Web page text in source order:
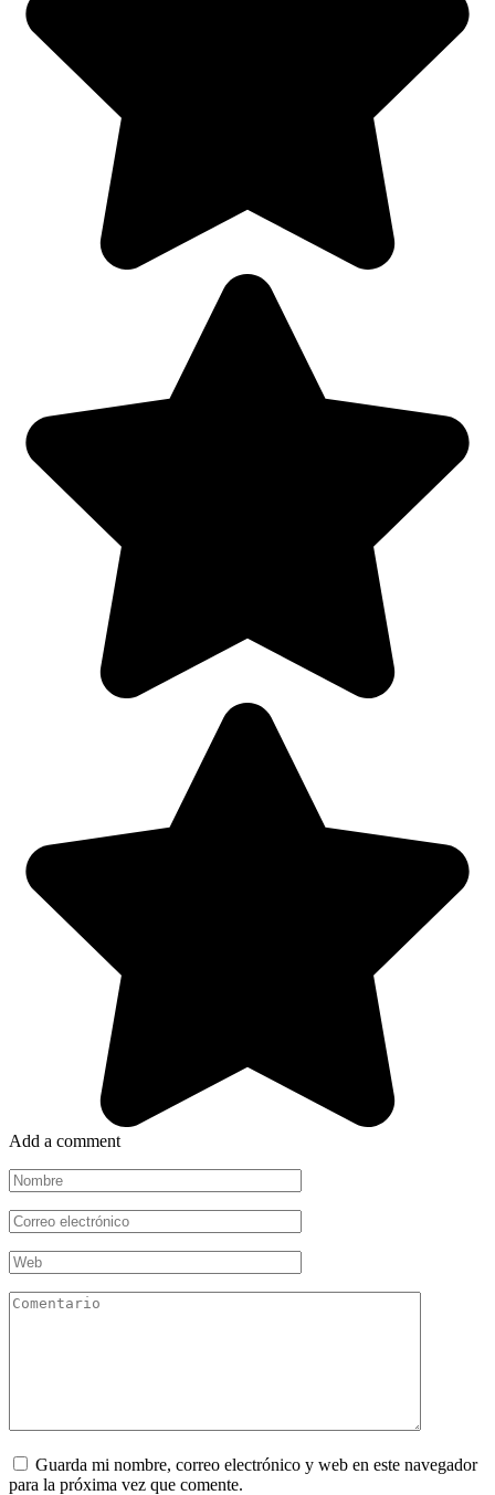
Add a comment
Nombre
*
Correo
electrónico
*Web
Comentario
Guarda mi nombre, correo electrónico y web en este navegador
para la próxima vez que comente.